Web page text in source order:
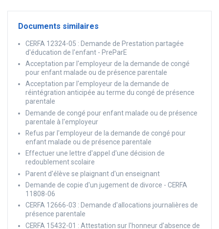
Documents similaires
CERFA 12324-05 : Demande de Prestation partagée
d'éducation de l'enfant - PreParE
Acceptation par l'employeur de la demande de congé
pour enfant malade ou de présence parentale
Acceptation par l'employeur de la demande de
réintégration anticipée au terme du congé de présence
parentale
Demande de congé pour enfant malade ou de présence
parentale à l'employeur
Refus par l'employeur de la demande de congé pour
enfant malade ou de présence parentale
Effectuer une lettre d'appel d'une décision de
redoublement scolaire
Parent d'élève se plaignant d'un enseignant
Demande de copie d'un jugement de divorce - CERFA
11808-06
CERFA 12666-03 : Demande d'allocations journalières de
présence parentale
CERFA 15432-01 : Attestation sur l'honneur d’absence de